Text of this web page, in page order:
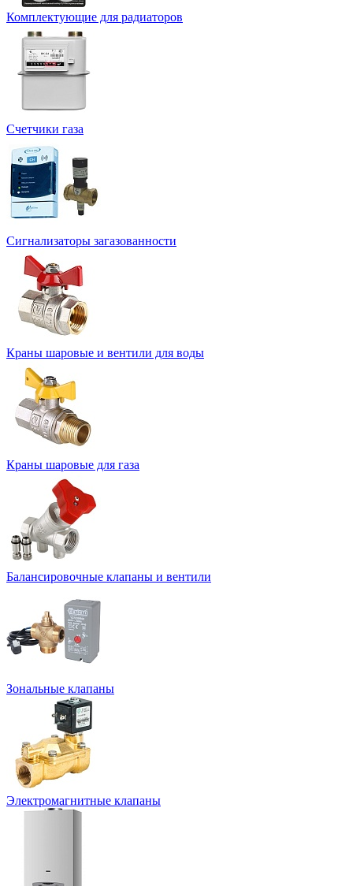
Комплектующие для радиаторов
Счетчики газа
Сигнализаторы загазованности
Краны шаровые и вентили для воды
Краны шаровые для газа
Балансировочные клапаны и вентили
Зональные клапаны
Электромагнитные клапаны